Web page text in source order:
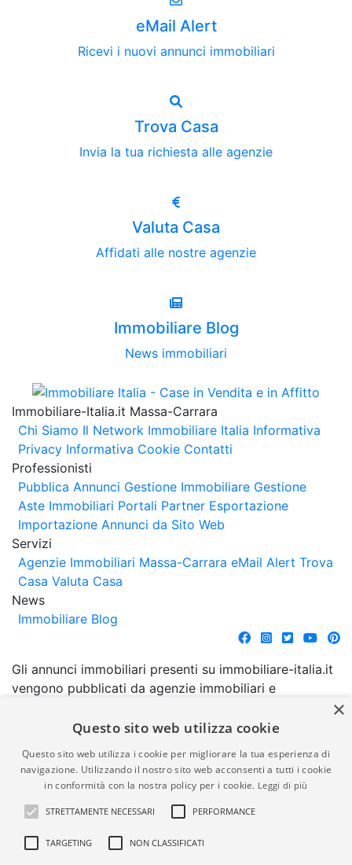
eMail Alert
Ricevi i nuovi annunci immobiliari
Trova Casa
Invia la tua richiesta alle agenzie
Valuta Casa
Affidati alle nostre agenzie
Immobiliare Blog
News immobiliari
Immobiliare-Italia.it Massa-Carrara
Chi Siamo Il Network Immobiliare Italia Informativa
Privacy Informativa Cookie Contatti
Professionisti
Pubblica Annunci Gestione Immobiliare Gestione
Aste Immobiliari Portali Partner Esportazione
Importazione Annunci da Sito Web
Servizi
Agenzie Immobiliari Massa-Carrara eMail Alert Trova
Casa Valuta Casa
News
Immobiliare Blog
Gli annunci immobiliari presenti su immobiliare-italia.it
vengono pubblicati da agenzie immobiliari e
comporta l'approvazione o l'avallo da parte di
garanzia da parte di quest'ultima. immobiliare-italia.it
quindi non è responsabile della veridicità, della
correttezza, della completezza, della normativa in
materia di privacy e/o di alcun altro aspetto dei
suddetti annunci.
×
Questo sito web utilizza cookie
Questo sito web utilizza i cookie per migliorare la tua esperienza di
navigazione. Utilizzando il nostro sito web acconsenti a tutti i cookie
in conformità con la nostra policy per i cookie. Leggi di più
STRETTAMENTE NECESSARI PERFORMANCE
TARGETING NON CLASSIFICATI